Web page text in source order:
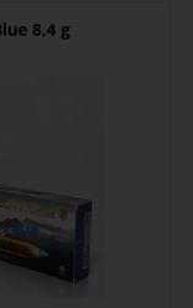
8,4 g